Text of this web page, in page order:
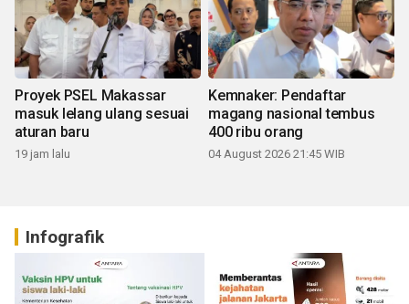
Proyek PSEL Makassar
masuk lelang ulang sesuai
aturan baru
19 jam lalu
Kemnaker: Pendaftar
magang nasional tembus
400 ribu orang
04 August 2026 21:45 WIB
Infografik